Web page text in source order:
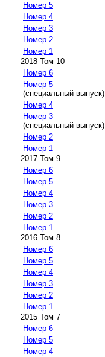
Номер 5
Номер 4
Номер 3
Номер 2
Номер 1
2018 Том 10
Номер 6
Номер 5
(специальный выпуск)
Номер 4
Номер 3
(специальный выпуск)
Номер 2
Номер 1
2017 Том 9
Номер 6
Номер 5
Номер 4
Номер 3
Номер 2
Номер 1
2016 Том 8
Номер 6
Номер 5
Номер 4
Номер 3
Номер 2
Номер 1
2015 Том 7
Номер 6
Номер 5
Номер 4